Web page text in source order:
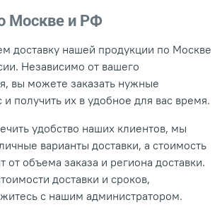
Москве и РФ
доставку нашей продукции по Москве
Независимо от вашего
вы можете заказать нужные
получить их в удобное для вас время.
удобство наших клиентов, мы
варианты доставки, а стоимость
от объема заказа и региона доставки.
доставки и сроков,
с нашим администратором.